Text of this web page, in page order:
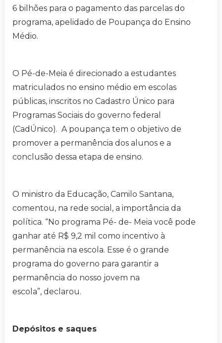
6 bilhões para o pagamento das parcelas do
programa, apelidado de Poupança do Ensino
Médio.
O Pé-de-Meia é direcionado a estudantes
matriculados no ensino médio em escolas
públicas, inscritos no Cadastro Único para
Programas Sociais do governo federal
(CadÚnico). A poupança tem o objetivo de
promover a permanência dos alunos e a
conclusão dessa etapa de ensino.
O ministro da Educação, Camilo Santana,
comentou, na rede social, a importância da
política. “No programa Pé- de- Meia você pode
ganhar até R$ 9,2 mil como incentivo à
permanência na escola. Esse é o grande
programa do governo para garantir a
permanência do nosso jovem na
escola”, declarou.
Depósitos e saques